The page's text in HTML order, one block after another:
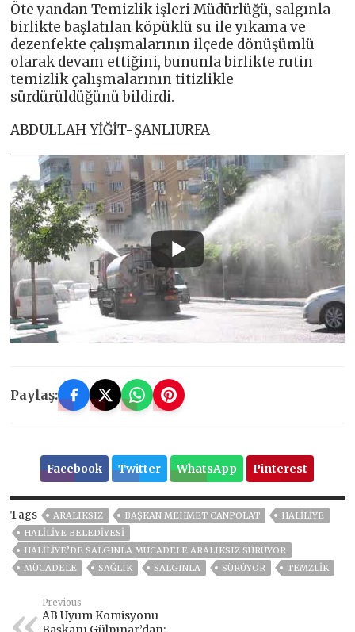
Öte yandan Temizlik işleri Müdürlüğü, salgınla
birlikte başlatılan köpüklü su ile yıkama ve
dezenfekte çalışmalarının ilçede dönüşümlü
olarak devam ettiğini, bununla birlikte rutin
temizlik çalışmalarının titizlikle
sürdürüldüğünü bildirdi.
ABDULLAH YİĞİT-ŞANLIURFA
Paylaş:
Facebook Twitter WhatsApp Pinterest
Tags ARALIKSIZ BAŞKAN MEHMET CANPOLAT
HALILIYE
HALİLİYE BELEDİYESİ
HALİLİYE’DE SALGINLA MÜCADELE ARALIKSIZ SÜRÜYOR
MÜCADELE
SAĞLIK SALGINLA SÜRÜYOR TEMZLİK
Previous
AB Uyum Komisyonu